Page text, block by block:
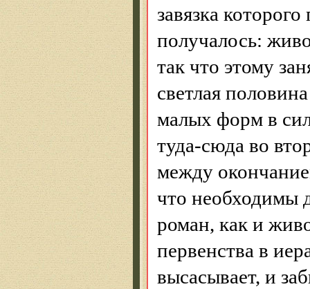
завязка
получалось:
так что этому
светлая
малых форм в
туда-сюда во
между
что необходимы
роман, как и
первенства в
высасывает, и